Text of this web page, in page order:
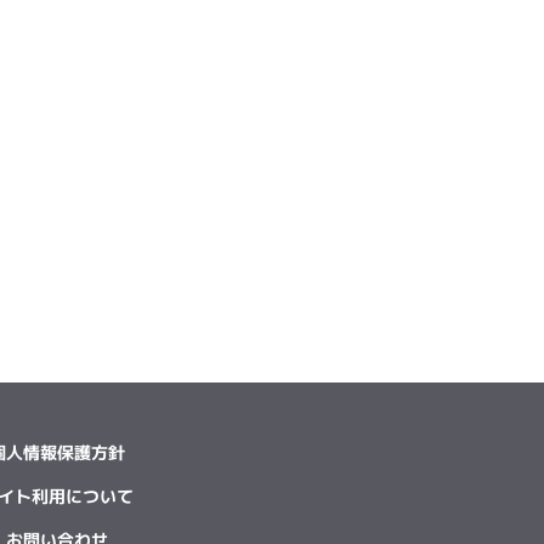
人情報保護方針
ト利用について
お問い合わせ